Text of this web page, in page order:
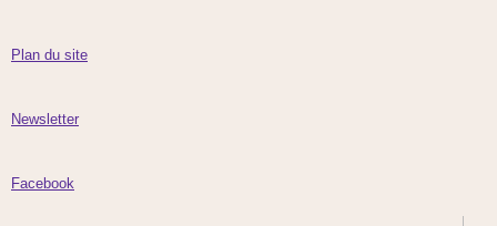
Plan du site
Newsletter
Facebook